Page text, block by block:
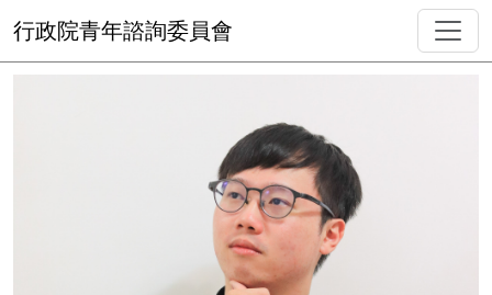
行政院青年諮詢委員會